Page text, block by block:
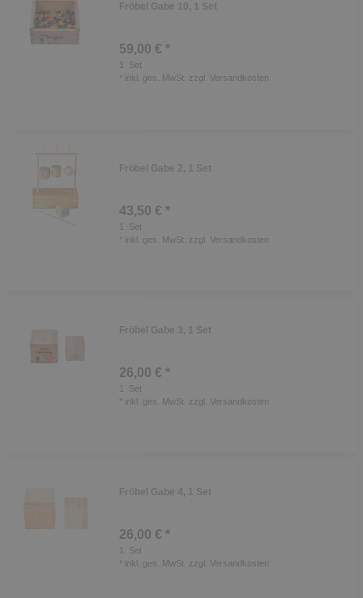
Fröbel Gabe 10, 1 Set
59,00 € *
1
Set
* inkl. ges. MwSt. zzgl. Versandkosten
Fröbel Gabe 2, 1 Set
43,50 € *
1
Set
* inkl. ges. MwSt. zzgl. Versandkosten
Fröbel Gabe 3, 1 Set
26,00 € *
1
Set
* inkl. ges. MwSt. zzgl. Versandkosten
Fröbel Gabe 4, 1 Set
26,00 € *
1
Set
* inkl. ges. MwSt. zzgl. Versandkosten